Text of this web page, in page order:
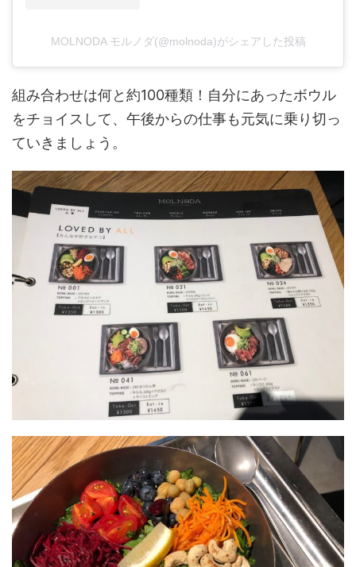
MOLNODA モルノダ(@molnoda)がシェアした投稿
組み合わせは何と約100種類！自分にあったボウル
をチョイスして、午後からの仕事も元気に乗り切っ
ていきましょう。